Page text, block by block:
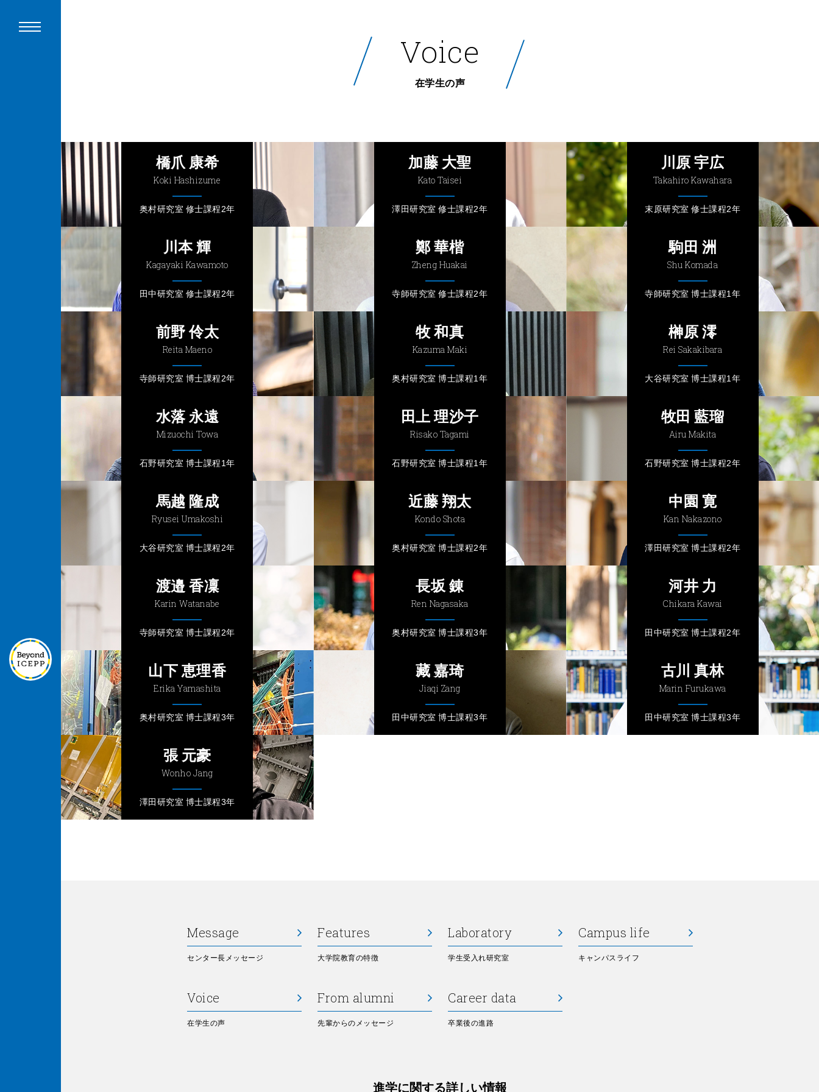
Voice
在学生の声
橋爪 康希
Koki Hashizume
奥村研究室 修士課程2年
加藤 大聖
Kato Taisei
澤田研究室 修士課程2年
川原 宇広
Takahiro Kawahara
末原研究室 修士課程2年
川本 輝
Kagayaki Kawamoto
田中研究室 修士課程2年
鄭 華楷
Zheng Huakai
寺師研究室 修士課程2年
駒田 洲
Shu Komada
寺師研究室 博士課程1年
前野 伶太
Reita Maeno
寺師研究室 博士課程2年
牧 和真
Kazuma Maki
奥村研究室 博士課程1年
榊原 澪
Rei Sakakibara
大谷研究室 博士課程1年
水落 永遠
Mizuochi Towa
石野研究室 博士課程1年
田上 理沙子
Risako Tagami
石野研究室 博士課程1年
牧田 藍瑠
Airu Makita
石野研究室 博士課程2年
⾺越 隆成
Ryusei Umakoshi
⼤⾕研究室 博士課程2年
近藤 翔太
Kondo Shota
奥村研究室 博士課程2年
中園 寛
Kan Nakazono
澤田研究室 博士課程2年
渡邉 香凜
Karin Watanabe
寺師研究室 博士課程2年
長坂 錬
Ren Nagasaka
奥村研究室 博士課程3年
河井 力
Chikara Kawai
田中研究室 博士課程2年
山下 恵理香
Erika Yamashita
奥村研究室 博士課程3年
藏 嘉琦
Jiaqi Zang
田中研究室 博士課程3年
古川 真林
Marin Furukawa
田中研究室 博士課程3年
張 元豪
Wonho Jang
澤田研究室 博士課程3年
Message
センター長メッセージ
Features
大学院教育の特徴
Laboratory
学生受入れ研究室
Campus life
キャンパスライフ
Voice
在学生の声
From alumni
先輩からのメッセージ
Career data
卒業後の進路
進学に関する詳しい情報